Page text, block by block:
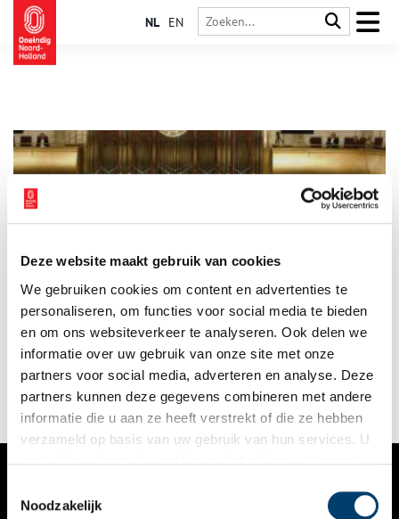
Deze website maakt gebruik van cookies
We gebruiken cookies om content en advertenties te
personaliseren, om functies voor social media te bieden
en om ons websiteverkeer te analyseren. Ook delen we
informatie over uw gebruik van onze site met onze
partners voor social media, adverteren en analyse. Deze
partners kunnen deze gegevens combineren met andere
informatie die u aan ze heeft verstrekt of die ze hebben
verzameld op basis van uw gebruik van hun services. U
Noodzakelijk
NL EN
Als je mooi wilt zingen ben je bij het Koninklijk Haarlems
Mannenkoor ‘Zang en Vriendschap’, het oudste nog bestaande
mannenkoor van Nederland, aan het juiste adres. Maar
vriendschap is minstens zo belangrijk.
VERHALEN